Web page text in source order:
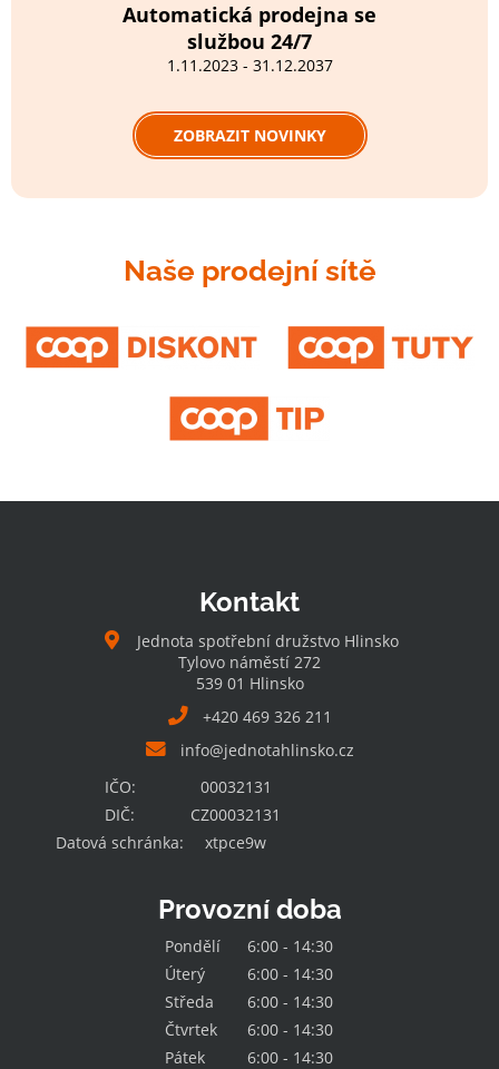
Automatická prodejna se
službou 24/7
1.11.2023 - 31.12.2037
ZOBRAZIT NOVINKY
Naše prodejní sítě
Kontakt
Jednota spotřební družstvo Hlinsko
Tylovo náměstí 272
539 01 Hlinsko
+420 469 326 211
info@jednotahlinsko.cz
IČO:
00032131
DIČ:
CZ00032131
Datová schránka:
xtpce9w
Provozní doba
Pondělí
6:00 - 14:30
Úterý
6:00 - 14:30
Středa
6:00 - 14:30
Čtvrtek
6:00 - 14:30
Pátek
6:00 - 14:30